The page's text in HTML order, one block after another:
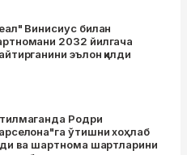
Винисиус билан
2032 йилгача
эълон қилди
Родри
ўтишни хоҳлаб
ва шартнома шартларини